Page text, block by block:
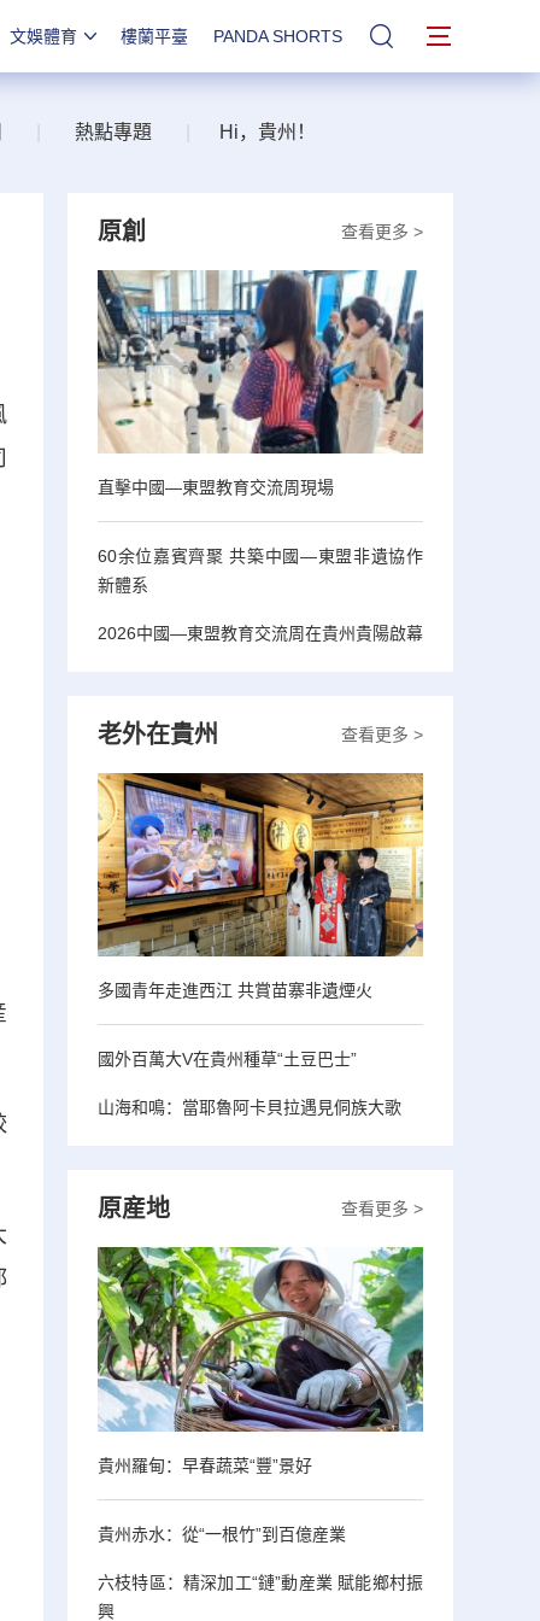
文娛體育 樓蘭平臺 PANDA SHORTS 站內搜索
熱點專題 Hi，貴州！
查看更多 >
原創
直擊中國—東盟教育交流周現場
60余位嘉賓齊聚 共築中國—東盟非遺協作
新體系
2026中國—東盟教育交流周在貴州貴陽啟幕
查看更多 >
老外在貴州
多國青年走進西江 共賞苗寨非遺煙火
國外百萬大V在貴州種草“土豆巴士”
山海和鳴：當耶魯阿卡貝拉遇見侗族大歌
查看更多 >
原産地
貴州羅甸：早春蔬菜“豐”景好
貴州赤水：從“一根竹”到百億産業
六枝特區：精深加工“鏈”動産業 賦能鄉村振
興